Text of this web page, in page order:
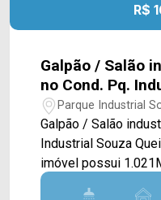
R$
Galpão / Salão
no Cond. Pq.
em Limeira/SP
Parque Industrial
Galpão / Salão
Industrial Souza
imóvel possui
construção,